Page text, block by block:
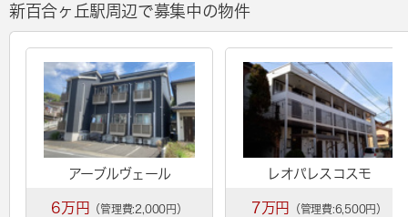
新百合ヶ丘駅周辺で募集中の物件
アーブルヴェール
6万円 （管理費:2,000円）
レオパレスコスモ
7万円 （管理費:6,500円）